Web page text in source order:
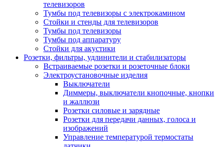
телевизоров
Тумбы под телевизоры с электрокамином
Стойки и стенды для телевизоров
Тумбы под телевизоры
Тумбы под аппаратуру
Стойки для акустики
Розетки, фильтры, удлинители и стабилизаторы
Встраиваемые розетки и розеточные блоки
Электроустановочные изделия
Выключатели
Диммеры, выключатели кнопочные, кнопки
и жаллюзи
Розетки силовые и зарядные
Розетки для передачи данных, голоса и
изображений
Управление температурой термостаты